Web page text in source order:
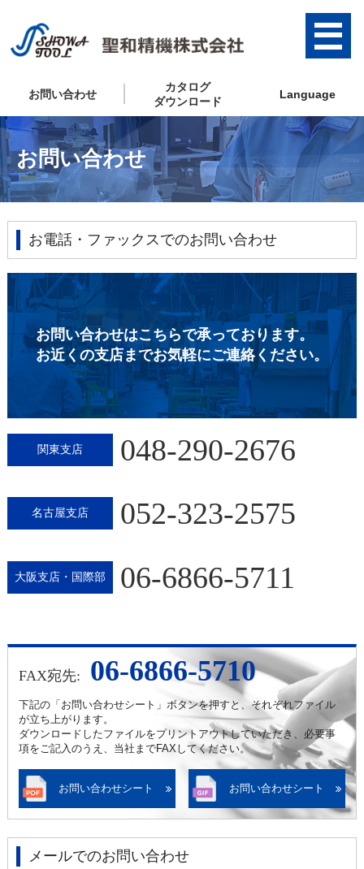
お問い合わせ
カタログ
ダウンロード
Language
お問い合わせ
お電話・ファックスでのお問い合わせ
お問い合わせはこちらで承っております。
お近くの支店までお気軽にご連絡ください。
関東支店 048-290-2676
名古屋支店 052-323-2575
大阪支店・国際部 06-6866-5711
FAX宛先: 06-6866-5710
下記の「お問い合わせシート」ボタンを押すと、それぞれファイル
が立ち上がります。
ダウンロードしたファイルをプリントアウトしていただき、必要事
項をご記入のうえ、当社までFAXしてください。
お問い合わせシート お問い合わせシート
メールでのお問い合わせ